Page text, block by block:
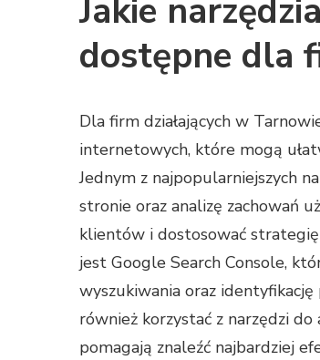
Jakie
dostępne dla
Dla firm działających w
internetowych, które mogą
Jednym z najpopularniejszych
stronie oraz analizę zachowań
klientów i dostosować
jest Google Search Console,
wyszukiwania oraz
również korzystać z narzędzi
pomagają znaleźć najbardziej